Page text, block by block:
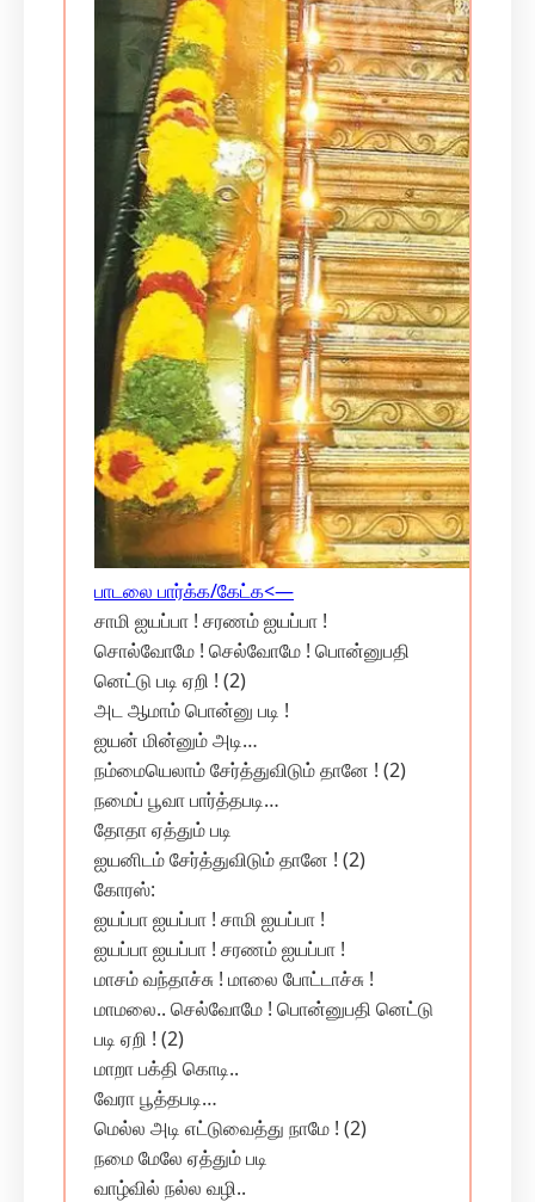
பாடலை பார்க்க/கேட்க‌<—
சாமி ஐயப்பா ! சரணம் ஐயப்பா !
சொல்வோமே ! செல்வோமே ! பொன்னுபதி
னெட்டு படி ஏறி ! (2)
அட ஆமாம் பொன்னு படி !
ஐயன் மின்னும் அடி…
நம்மையெலாம் சேர்த்துவிடும் தானே ! (2)
நமைப் பூவா பார்த்தபடி…
தோதா ஏத்தும் படி
ஐயனிடம் சேர்த்துவிடும் தானே ! (2)
கோரஸ்:
ஐயப்பா ஐயப்பா ! சாமி ஐயப்பா !
ஐயப்பா ஐயப்பா ! சரணம் ஐயப்பா !
மாசம் வந்தாச்சு ! மாலை போட்டாச்சு !
மாமலை.. செல்வோமே ! பொன்னுபதி னெட்டு
படி ஏறி ! (2)
மாறா பக்தி கொடி..
வேரா பூத்தபடி…
மெல்ல அடி எட்டுவைத்து நாமே ! (2)
நமை மேலே ஏத்தும் படி
வாழ்வில் நல்ல வழி..